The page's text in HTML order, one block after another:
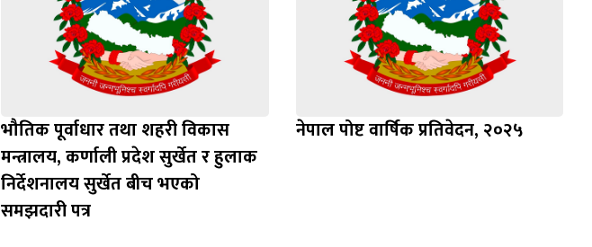
भौतिक पूर्वाधार तथा शहरी विकास
मन्त्रालय, कर्णाली प्रदेश सुर्खेत र हुलाक
निर्देशनालय सुर्खेत बीच भएको
समझदारी पत्र
नेपाल पोष्ट वार्षिक प्रतिवेदन, २०२५